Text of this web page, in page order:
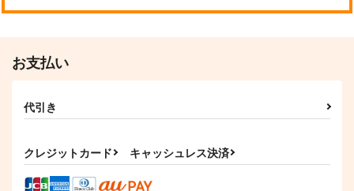
お支払い
代引き
クレジットカード キャッシュレス決済